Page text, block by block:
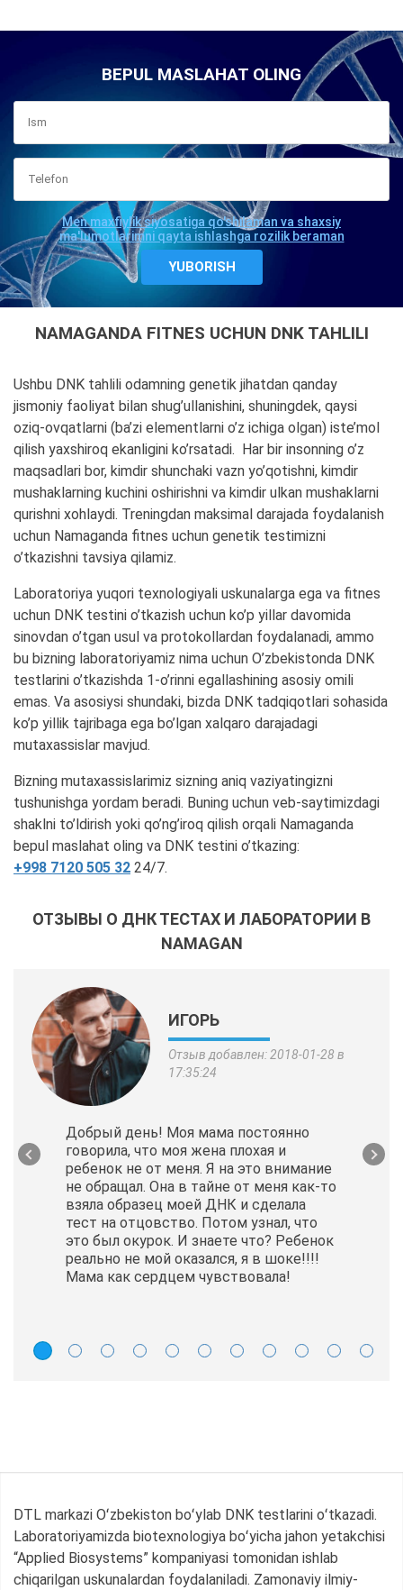
BEPUL MASLAHAT OLING
Men maxfiylik siyosatiga qo'shilaman va shaxsiy
ma'lumotlarimni qayta ishlashga rozilik beraman
NAMAGANDA FITNES UCHUN DNK TAHLILI
Ushbu DNK tahlili odamning genetik jihatdan qanday
jismoniy faoliyat bilan shug’ullanishini, shuningdek, qaysi
oziq-ovqatlarni (ba’zi elementlarni o’z ichiga olgan) iste’mol
qilish yaxshiroq ekanligini ko’rsatadi. Har bir insonning o’z
maqsadlari bor, kimdir shunchaki vazn yo’qotishni, kimdir
mushaklarning kuchini oshirishni va kimdir ulkan mushaklarni
qurishni xohlaydi. Treningdan maksimal darajada foydalanish
uchun Namaganda fitnes uchun genetik testimizni
o’tkazishni tavsiya qilamiz.
Laboratoriya yuqori texnologiyali uskunalarga ega va fitnes
uchun DNK testini o’tkazish uchun ko’p yillar davomida
sinovdan o’tgan usul va protokollardan foydalanadi, ammo
bu bizning laboratoriyamiz nima uchun O’zbekistonda DNK
testlarini o’tkazishda 1-o’rinni egallashining asosiy omili
emas. Va asosiysi shundaki, bizda DNK tadqiqotlari sohasida
ko’p yillik tajribaga ega bo’lgan xalqaro darajadagi
mutaxassislar mavjud.
Bizning mutaxassislarimiz sizning aniq vaziyatingizni
tushunishga yordam beradi. Buning uchun veb-saytimizdagi
shaklni to’ldirish yoki qo’ng’iroq qilish orqali Namaganda
bepul maslahat oling va DNK testini o’tkazing:
+998 7120 505 32 24/7.
ОТЗЫВЫ О ДНК ТЕСТАХ И ЛАБОРАТОРИИ В
NAMAGAN
ИГОРЬ
Отзыв добавлен: 2018-01-28 в
17:35:24
Добрый день! Моя мама постоянно
говорила, что моя жена плохая и
ребенок не от меня. Я на это внимание
не обращал. Она в тайне от меня как-то
взяла образец моей ДНК и сделала
тест на отцовство. Потом узнал, что
это был окурок. И знаете что? Ребенок
реально не мой оказался, я в шоке!!!!
Мама как сердцем чувствовала!
DTL markazi Oʻzbekiston boʻylab DNK testlarini oʻtkazadi.
Laboratoriyamizda biotexnologiya boʻyicha jahon yetakchisi
“Applied Biosystems” kompaniyasi tomonidan ishlab
chiqarilgan uskunalardan foydalaniladi. Zamonaviy ilmiy-